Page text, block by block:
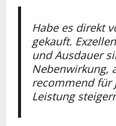
Habe es direkt
gekauft.
und Ausdauer
Nebenwirkung,
recommend für
Leistung